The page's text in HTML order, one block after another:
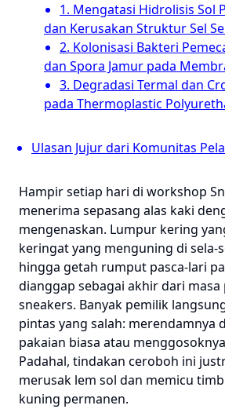
1. Mengatasi Hidrolisis Sol
dan Kerusakan Struktur Sel
2. Kolonisasi Bakteri
dan Spora Jamur pada
3. Degradasi Termal dan
pada Thermoplastic
Ulasan Jujur dari Komunitas
Hampir setiap hari di workshop
menerima sepasang alas kaki
mengenaskan. Lumpur kering
keringat yang menguning di sela-
hingga getah rumput pasca-lari
dianggap sebagai akhir dari masa
sneakers. Banyak pemilik
pintas yang salah: merendamnya
pakaian biasa atau
Padahal, tindakan ceroboh ini
merusak lem sol dan memicu
kuning permanen.